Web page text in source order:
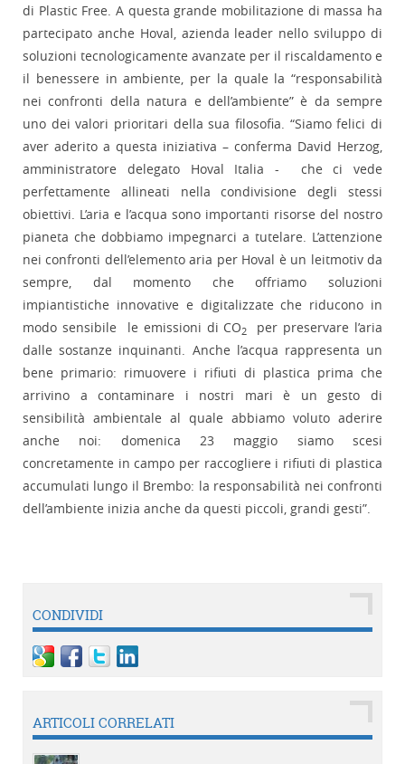
di Plastic Free. A questa grande mobilitazione di massa ha
partecipato anche Hoval, azienda leader nello sviluppo di
soluzioni tecnologicamente avanzate per il riscaldamento e
il benessere in ambiente, per la quale la “responsabilità
nei confronti della natura e dell’ambiente” è da sempre
uno dei valori prioritari della sua filosofia. “Siamo felici di
aver aderito a questa iniziativa – conferma David Herzog,
amministratore delegato Hoval Italia - che ci vede
perfettamente allineati nella condivisione degli stessi
obiettivi. L’aria e l’acqua sono importanti risorse del nostro
pianeta che dobbiamo impegnarci a tutelare. L’attenzione
nei confronti dell’elemento aria per Hoval è un leitmotiv da
sempre, dal momento che offriamo soluzioni
impiantistiche innovative e digitalizzate che riducono in
modo sensibile le emissioni di CO2
per preservare l’aria
dalle sostanze inquinanti. Anche l’acqua rappresenta un
bene primario: rimuovere i rifiuti di plastica prima che
arrivino a contaminare i nostri mari è un gesto di
sensibilità ambientale al quale abbiamo voluto aderire
anche noi: domenica 23 maggio siamo scesi
concretamente in campo per raccogliere i rifiuti di plastica
accumulati lungo il Brembo: la responsabilità nei confronti
dell’ambiente inizia anche da questi piccoli, grandi gesti”.
CONDIVIDI
ARTICOLI CORRELATI